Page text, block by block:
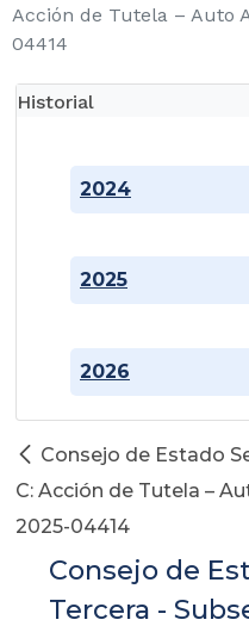
Acción de Tutela – Auto
04414
Historial
2024
2025
2026
Consejo de Estado
C: Acción de Tutela –
2025-04414
Consejo de
Tercera -